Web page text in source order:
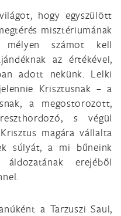
hogy egyszülött
misztériumának
mélyen számot kell
az értékével,
adott nekünk. Lelki
Krisztusnak – a
a megostorozott,
s végül
magára vállalta
súlyát, a mi bűneink
erejéből
a Tarzuszi Saul,